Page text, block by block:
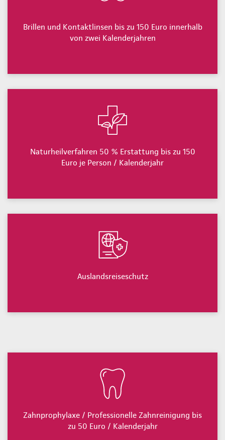
Brillen und Kontaktlinsen bis zu 150 Euro innerhalb
von zwei Kalenderjahren
Naturheilverfahren 50 % Erstattung bis zu 150
Euro je Person / Kalenderjahr
Auslandsreiseschutz
Zahnprophylaxe / Professionelle Zahnreinigung bis
zu 50 Euro / Kalenderjahr